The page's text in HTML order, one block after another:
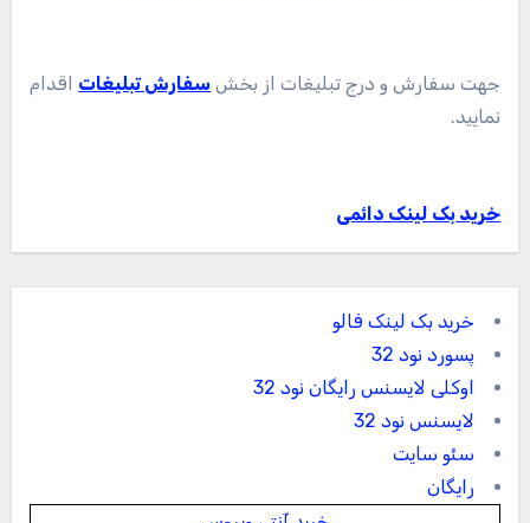
جهت سفارش و درج تبلیغات از بخش سفارش تبلیغات اقدام
نمایید.
خرید بک لینک دائمی
خرید بک لینک فالو
پسورد نود 32
اوکلی لایسنس رایگان نود 32
لایسنس نود 32
سئو سایت
رایگان